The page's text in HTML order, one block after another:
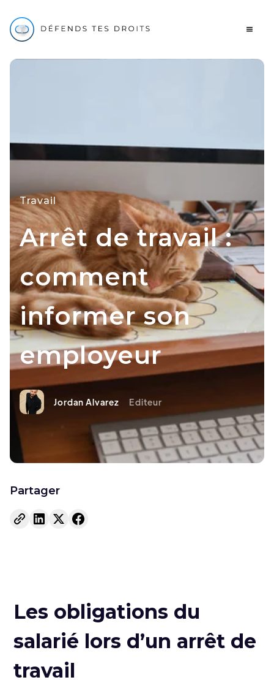
Travail
Arrêt de travail :
comment
informer son
employeur
Jordan Alvarez Editeur
Partager
Les obligations du
salarié lors d’un arrêt de
travail